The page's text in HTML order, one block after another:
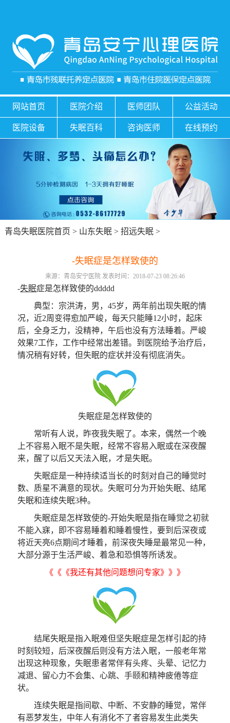
网站首页 医院介绍 医师团队 公益活动
医院设备 失眠百科 咨询医师 在线预约
青岛失眠医院首页 > 山东失眠> 招远失眠>
-失眠症是怎样致使的
来源：青岛安宁医院 发表时间：2018-07-23 08:26:46
-失眠症是怎样致使的ddddd
典型：宗洪涛，男，45岁，两年前出现失眠的情
况，近2周变得愈加严峻，每天只能睡12小时，起床
后，全身乏力，没精神，午后也没有方法睡着。严峻
效果7工作，工作中经常出差错。到医院给予治疗后，
情况稍有好转，但失眠的症状并没有彻底消失。
失眠症是怎样致使的
常听有人说，昨夜我失眠了。本来，偶然一个晚
上不容易入眠不是失眠，经常不容易入眠或在深夜醒
来，醒了以后又天法入眠，才是失眠。
失眠症是一种持续适当长的时刻对自己的睡觉时
数、质星不满意的现状。失眠可分为开始失眠、结尾
失眠和连续失眠3种。
失眠症是怎样致使的-开始失眠是指在睡觉之初就
不能入寐，即不容易睡着和睡着慢性，要到后深夜或
将近天亮6点期间才睡着，前深夜失睡是最常见一种，
大部分源于生活严峻、着急和恐惧等所诱发。
《《《我还有其他问题想问专家》》》
结尾失眠是指入眠难但坚失眠症是怎样引起的持
时刻较短，后深夜醒后则没有方法入眠，一般老年常
出现这种现象，失眠患者常伴有头疼、头晕、记忆力
减退、留心力不会集、心跳、手颐和精神疲倦等症
状。
连续失眠是指间歇、中断、不安静的睡觉，常伴
有恶梦发生，中年人有消化不了者容易发生此类失